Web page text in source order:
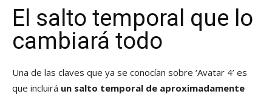
El salto temporal que lo
cambiará todo
Una de las claves que ya se conocían sobre ‘Avatar 4’ es
que incluirá un salto temporal de aproximadamente